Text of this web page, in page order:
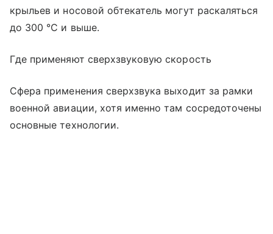
крыльев и носовой обтекатель могут раскаляться
до 300 °C и выше.
Где применяют сверхзвуковую скорость
Сфера применения сверхзвука выходит за рамки
военной авиации, хотя именно там сосредоточены
основные технологии.